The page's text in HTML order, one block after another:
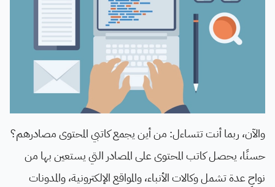
والآن، ربما أنت تتساءل: من أين يجمع كاتبي المحتوى مصادرهم؟
حسنًا، يحصل كاتب المحتوى على المصادر التي يستعين بها من
نواحٍ عدة تشمل وكالات الأنباء، والمواقع الإلكترونية، والمدونات